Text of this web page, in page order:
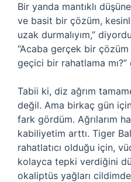
Bir yanda mantıklı
ve basit bir çözüm,
uzak durmalıyım,”
“Acaba gerçek bir
geçici bir rahatlama
Tabii ki, diz ağrım
değil. Ama birkaç gün
fark gördüm. Ağrılarım
kabiliyetim arttı. Tiger
rahatlatıcı olduğu için,
kolayca tepki verdiğini
okaliptüs yağları